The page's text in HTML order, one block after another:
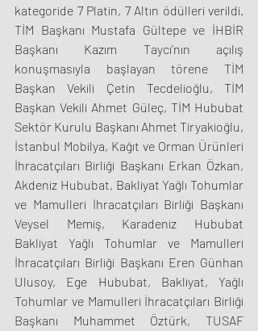
kategoride 7 Platin, 7 Altın ödülleri verildi.
TİM Başkanı Mustafa Gültepe ve İHBİR
Başkanı Kazım Taycı’nın açılış
konuşmasıyla başlayan törene TİM
Başkan Vekili Çetin Tecdelioğlu, TİM
Başkan Vekili Ahmet Güleç, TİM Hububat
Sektör Kurulu Başkanı Ahmet Tiryakioğlu,
İstanbul Mobilya, Kağıt ve Orman Ürünleri
İhracatçıları Birliği Başkanı Erkan Özkan,
Akdeniz Hububat, Bakliyat Yağlı Tohumlar
ve Mamulleri İhracatçıları Birliği Başkanı
Veysel Memiş, Karadeniz Hububat
Bakliyat Yağlı Tohumlar ve Mamulleri
İhracatçıları Birliği Başkanı Eren Günhan
Ulusoy, Ege Hububat, Bakliyat, Yağlı
Tohumlar ve Mamulleri İhracatçıları Birliği
Başkanı Muhammet Öztürk, TUSAF